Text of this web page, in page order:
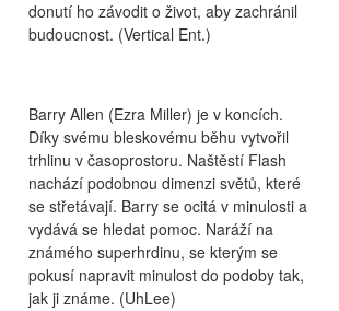
donutí ho závodit o život, aby zachránil
budoucnost. (Vertical Ent.)
Barry Allen (Ezra Miller) je v koncích.
Díky svému bleskovému běhu vytvořil
trhlinu v časoprostoru. Naštěstí Flash
nachází podobnou dimenzi světů, které
se střetávají. Barry se ocitá v minulosti a
vydává se hledat pomoc. Naráží na
známého superhrdinu, se kterým se
pokusí napravit minulost do podoby tak,
jak ji známe. (UhLee)